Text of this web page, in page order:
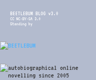
BEETLEBUM BLOG v3.0
CC NC-BY-SA 3.0
Standing by